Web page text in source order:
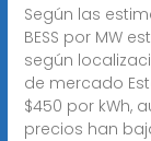
Según las
BESS por MW
según
de mercado
$450 por kWh,
precios han